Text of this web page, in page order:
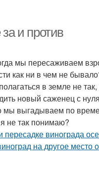
и против
мы пересаживаем
как ни в чем не
в земле не
новый саженец с
мы выгадываем по
не так понимаю?